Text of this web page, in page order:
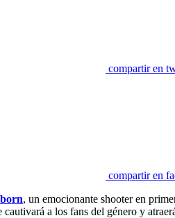
compartir en
compartir en
, un emocionante shooter en
cautivará a los fans del género y